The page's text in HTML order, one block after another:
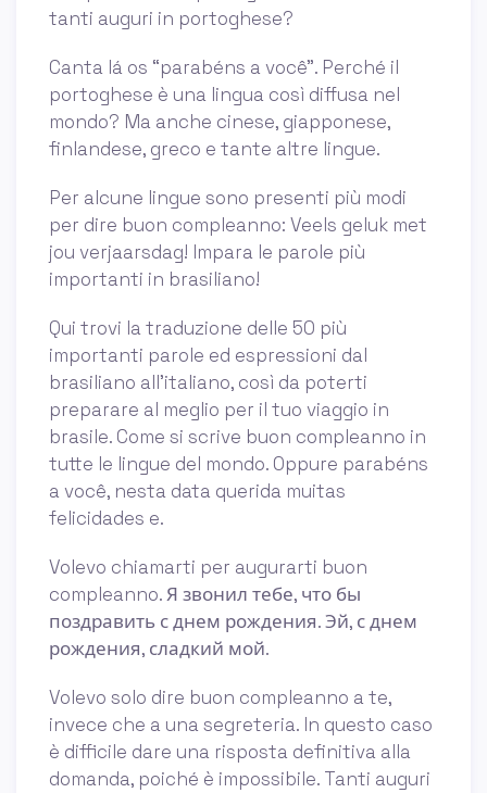
tanti auguri in portoghese?
Canta lá os “parabéns a você”. Perché il
portoghese è una lingua così diffusa nel
mondo? Ma anche cinese, giapponese,
finlandese, greco e tante altre lingue.
Per alcune lingue sono presenti più modi
per dire buon compleanno: Veels geluk met
jou verjaarsdag! Impara le parole più
importanti in brasiliano!
Qui trovi la traduzione delle 50 più
importanti parole ed espressioni dal
brasiliano all'italiano, così da poterti
preparare al meglio per il tuo viaggio in
brasile. Come si scrive buon compleanno in
tutte le lingue del mondo. Oppure parabéns
a você, nesta data querida muitas
felicidades e.
Volevo chiamarti per augurarti buon
compleanno. Я звонил тебе, что бы
поздравить с днем рождения. Эй, с днем
рождения, сладкий мой.
Volevo solo dire buon compleanno a te,
invece che a una segreteria. In questo caso
è difficile dare una risposta definitiva alla
domanda, poiché è impossibile. Tanti auguri